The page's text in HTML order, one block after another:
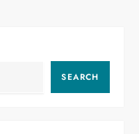
SEARCH